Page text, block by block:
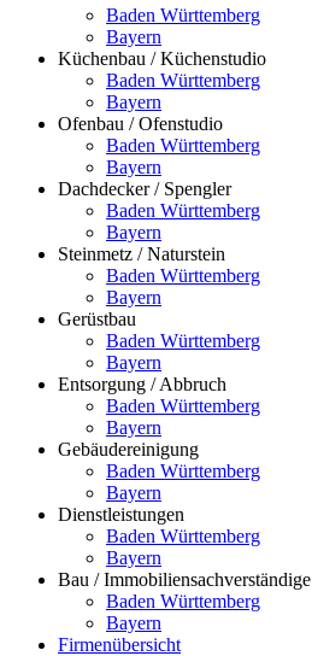
Baden Württemberg
Bayern
Küchenbau / Küchenstudio
Baden Württemberg
Bayern
Ofenbau / Ofenstudio
Baden Württemberg
Bayern
Dachdecker / Spengler
Baden Württemberg
Bayern
Steinmetz / Naturstein
Baden Württemberg
Bayern
Gerüstbau
Baden Württemberg
Bayern
Entsorgung / Abbruch
Baden Württemberg
Bayern
Gebäudereinigung
Baden Württemberg
Bayern
Dienstleistungen
Baden Württemberg
Bayern
Bau / Immobiliensachverständige
Baden Württemberg
Bayern
Firmenübersicht